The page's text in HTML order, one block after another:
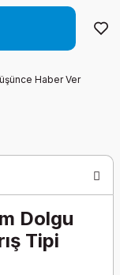
Haber Ver
Dolgu
Tipi